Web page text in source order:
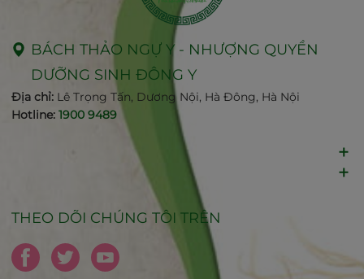
BÁCH THẢO NGỰ Y - NHƯỢNG QUYỀN
DƯỠNG SINH ĐÔNG Y
Địa chỉ: Lê Trọng Tấn, Dương Nội, Hà Đông, Hà Nội
Hotline: 1900 9489
THEO DÕI CHÚNG TÔI TRÊN